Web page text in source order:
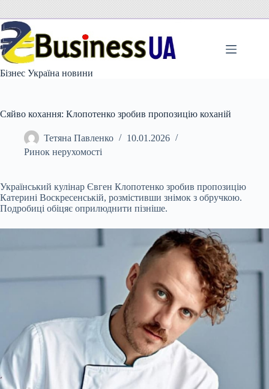
вмісту
Бізнес Україна новини
Сяйво кохання: Клопотенко зробив пропозицію коханій
Тетяна Павленко
10.01.2026
Ринок нерухомості
Український кулінар Євген Клопотенко зробив пропозицію
Катерині Воскресенській, розмістивши знімок з обручкою.
Подробиці обіцяє оприлюднити пізніше.